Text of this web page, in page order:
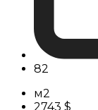
82
м2
2743 $